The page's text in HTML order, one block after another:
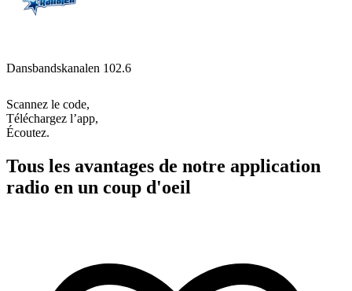
Dansbandskanalen 102.6
Scannez le code,
Téléchargez l’app,
Écoutez.
Tous les avantages de notre application
radio en un coup d'oeil